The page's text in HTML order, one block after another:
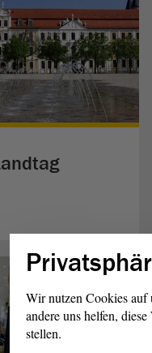
Wir nutzen Cookies auf
andere uns helfen,
stellen.